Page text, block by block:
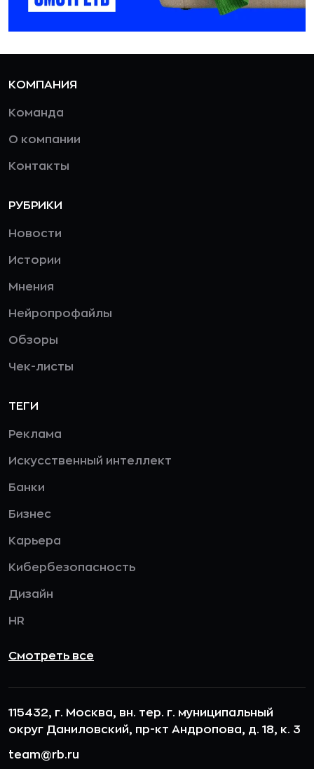
КОМПАНИЯ
Команда
О компании
Контакты
РУБРИКИ
Новости
Истории
Мнения
Нейропрофайлы
Обзоры
Чек-листы
ТЕГИ
Реклама
Искусственный интеллект
Банки
Бизнес
Карьера
Кибербезопасность
Дизайн
HR
Смотреть все
115432, г. Москва, вн. тер. г. муниципальный
округ Даниловский, пр-кт Андропова, д. 18, к. 3
team@rb.ru